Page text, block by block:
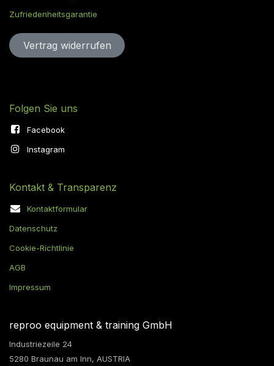
Zufriedenheitsgarantie
Vertrag widerru​​​​​​​​​​fen
Folgen Sie uns
Facebook
Instagram
Kontakt & Transparenz
Kontaktformular
Datenschutz
Cookie-Richtlinie
AGB
Impressum
reproo equipment & training GmbH
Industriezeile 24
5280 Braunau am Inn, AUSTRIA